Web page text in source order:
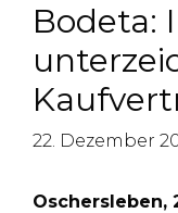
Bodeta:
22. Dezember
Oschersleben,